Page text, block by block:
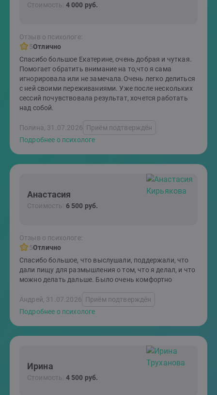
Стоимость: 4 000 руб.
Отзыв о психологе:
5Отлично
Спасибо большое Екатерине, очень добрая и чуткая.
Помогает обратить внимание на то,что я сама
игнорировала или не замечала.Очень легко делиться
с ней своими переживаниями. Уже после нескольких
сессий почувствовала результат, хочется работать
над собой.
Полина, 31.07.2026 Приём подтверждён
Подробнее о психологе
Анастасия
Стоимость: 6 500 руб.
Отзыв о психологе:
5Отлично
Спасибо большое, что выслушали, поддержали, что
дали пищу для размышления о том, что я делал, и что
можно делать дальше. Было очень комфортно
Андрей, 31.07.2026 Приём подтверждён
Подробнее о психологе
Ирина
Стоимость: 4 500 руб.